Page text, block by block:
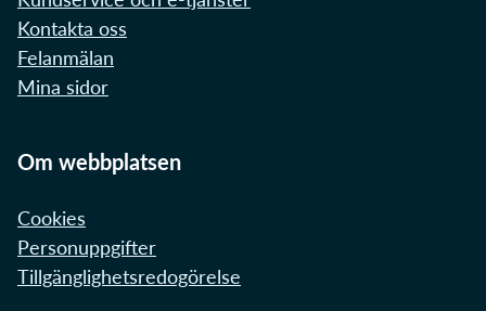
Kontakta oss
Felanmälan
Mina sidor
Om webbplatsen
Cookies
Personuppgifter
Tillgänglighetsredogörelse